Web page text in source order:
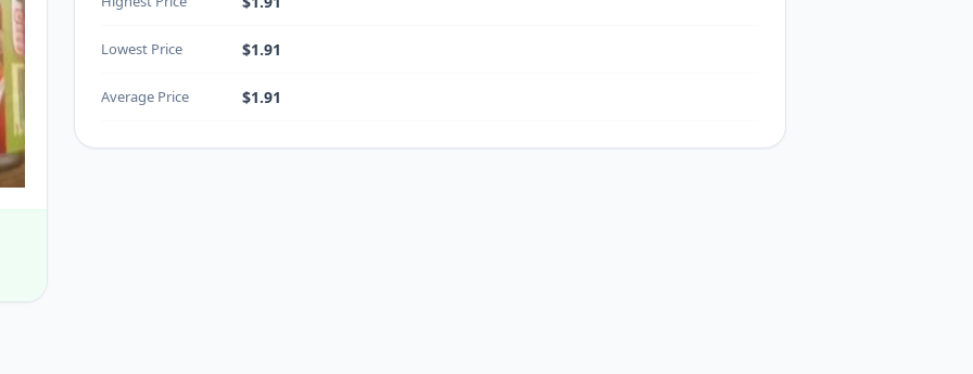
Lowest Price $1.91
Average Price $1.91